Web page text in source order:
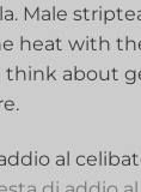
Male
heat with
think about
al